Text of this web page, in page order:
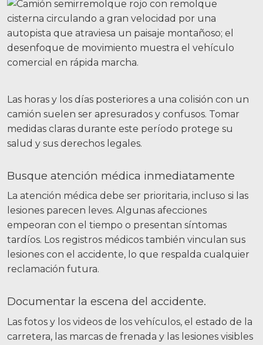
Las horas y los días posteriores a una colisión con un
camión suelen ser apresurados y confusos. Tomar
medidas claras durante este período protege su
salud y sus derechos legales.
Busque atención médica inmediatamente
La atención médica debe ser prioritaria, incluso si las
lesiones parecen leves. Algunas afecciones
empeoran con el tiempo o presentan síntomas
tardíos. Los registros médicos también vinculan sus
lesiones con el accidente, lo que respalda cualquier
reclamación futura.
Documentar la escena del accidente.
Las fotos y los videos de los vehículos, el estado de la
carretera, las marcas de frenada y las lesiones visibles